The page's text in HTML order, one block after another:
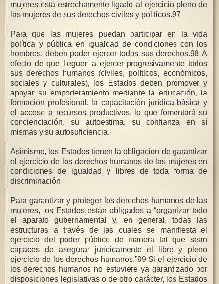
mujeres está estrechamente ligado al ejercicio pleno de
las mujeres de sus derechos civiles y políticos.97
Para que las mujeres puedan participar en la vida
política y pública en igualdad de condiciones con los
hombres, deben poder ejercer todos sus derechos.98 A
efecto de que lleguen a ejercer progresivamente todos
sus derechos humanos (civiles, políticos, económicos,
sociales y culturales), los Estados deben promover y
apoyar su empoderamiento mediante la educación, la
formación profesional, la capacitación jurídica básica y
el acceso a recursos productivos, lo que fomentará su
concienciación, su autoestima, su confianza en sí
mismas y su autosuficiencia.
Asimismo, los Estados tienen la obligación de garantizar
el ejercicio de los derechos humanos de las mujeres en
condiciones de igualdad y libres de toda forma de
discriminación
Para garantizar y proteger los derechos humanos de las
mujeres, los Estados están obligados a “organizar todo
el aparato gubernamental y, en general, todas las
estructuras a través de las cuales se manifiesta el
ejercicio del poder público de manera tal que sean
capaces de asegurar jurídicamente el libre y pleno
ejercicio de los derechos humanos.”99 Si el ejercicio de
los derechos humanos no estuviere ya garantizado por
disposiciones legislativas o de otro carácter, los Estados